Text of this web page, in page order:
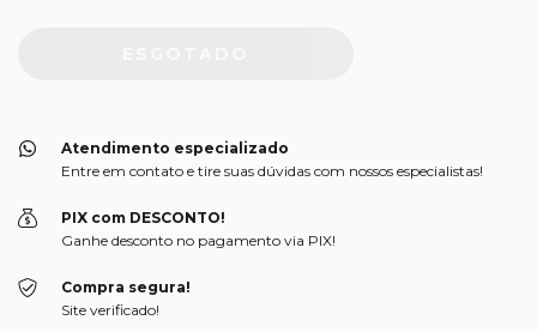
Atendimento especializado
Entre em contato e tire suas dúvidas com nossos especialistas!
PIX com DESCONTO!
Ganhe desconto no pagamento via PIX!
Compra segura!
Site verificado!